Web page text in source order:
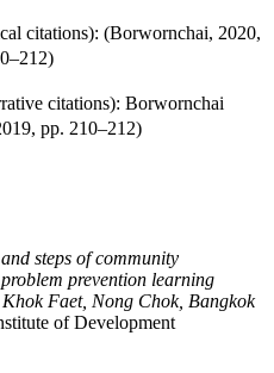
citations): (Borwornchai, 2020,
citations): Borwornchai
pp. 210–212)
steps of community
prevention learning
Faet, Nong Chok, Bangkok
of Development